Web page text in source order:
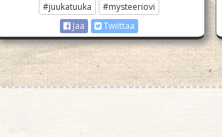
#juukatuuka
#mysteeriovi
Jaa
Twiittaa